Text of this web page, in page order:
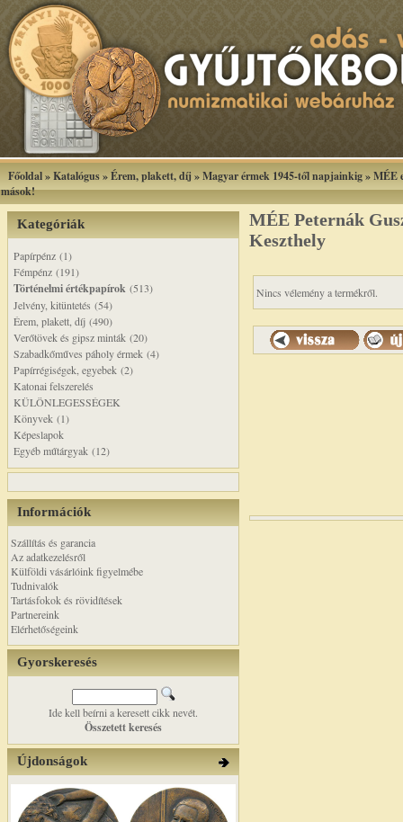
Főoldal»Katalógus»Érem, plakett, díj »Magyar érmek 1945-től napjainkig»MÉE
mások!
Kategóriák
Papírpénz (1)
Fémpénz (191)
Történelmi értékpapírok (513)
Jelvény, kitüntetés (54)
Érem, plakett, díj (490)
Verőtövek és gipsz minták (20)
Szabadkőműves páholy érmek (4)
Papírrégiségek, egyebek (2)
Katonai felszerelés
KÜLÖNLEGESSÉGEK
Könyvek (1)
Képeslapok
Egyéb műtárgyak (12)
Információk
Szállítás és garancia
Az adatkezelésről
Külföldi vásárlóink figyelmébe
Tudnivalók
Tartásfokok és rövidítések
Partnereink
Elérhetőségeink
Gyorskeresés
Ide kell beírni a keresett cikk nevét.
Összetett keresés
Újdonságok
MÉE Peternák
Keszthely
Nincs vélemény a termékről.